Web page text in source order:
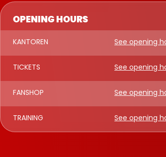
OPENING HOURS
KANTOREN See opening
TICKETS See opening
FANSHOP See opening
TRAINING See opening